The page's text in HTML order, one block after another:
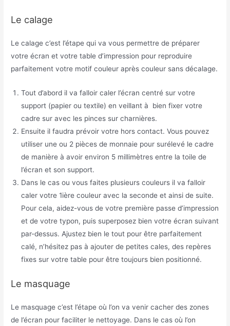
Le calage
Le calage c’est l’étape qui va vous permettre de préparer
votre écran et votre table d’impression pour reproduire
parfaitement votre motif couleur après couleur sans décalage.
Tout d’abord il va falloir caler l’écran centré sur votre
support (papier ou textile) en veillant à bien fixer votre
cadre sur avec les pinces sur charnières.
Ensuite il faudra prévoir votre hors contact. Vous pouvez
utiliser une ou 2 pièces de monnaie pour surélevé le cadre
de manière à avoir environ 5 millimètres entre la toile de
l’écran et son support.
Dans le cas ou vous faites plusieurs couleurs il va falloir
caler votre 1ière couleur avec la seconde et ainsi de suite.
Pour cela, aidez-vous de votre première passe d’impression
et de votre typon, puis superposez bien votre écran suivant
par-dessus. Ajustez bien le tout pour être parfaitement
calé, n’hésitez pas à ajouter de petites cales, des repères
fixes sur votre table pour être toujours bien positionné.
Le masquage
Le masquage c’est l’étape où l’on va venir cacher des zones
de l’écran pour faciliter le nettoyage. Dans le cas où l’on